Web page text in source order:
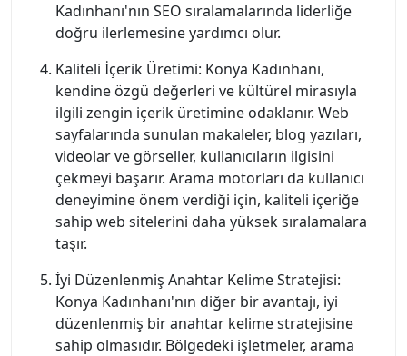
Kadınhanı'nın SEO sıralamalarında liderliğe
doğru ilerlemesine yardımcı olur.
Kaliteli İçerik Üretimi: Konya Kadınhanı,
kendine özgü değerleri ve kültürel mirasıyla
ilgili zengin içerik üretimine odaklanır. Web
sayfalarında sunulan makaleler, blog yazıları,
videolar ve görseller, kullanıcıların ilgisini
çekmeyi başarır. Arama motorları da kullanıcı
deneyimine önem verdiği için, kaliteli içeriğe
sahip web sitelerini daha yüksek sıralamalara
taşır.
İyi Düzenlenmiş Anahtar Kelime Stratejisi:
Konya Kadınhanı'nın diğer bir avantajı, iyi
düzenlenmiş bir anahtar kelime stratejisine
sahip olmasıdır. Bölgedeki işletmeler, arama